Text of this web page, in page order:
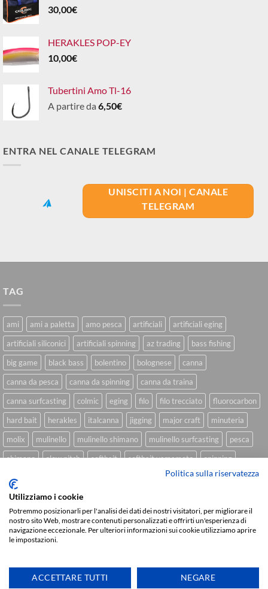
30,00€
HERAKLES POP-EY
10,00€
Tubertini Amo Tl-16
A partire da 6,50€
ENTRA NEL CANALE TELEGRAM
UNISCITI A NOI | CANALE
TELEGRAM
TAG
ami ami a paletta amo pesca artificiali
artificiali eging
artificiali siliconici
artificiali spinning az trading
bass fishing
big game
black bass bolentino bolognese
canna
canna da pesca
canna da spinning
canna da traina
canna surfcasting
colmic eging filo filo trecciato
fluorocarbon
hard bait
herakles italcanna jigging major craft
minuteria
molix
mulinello mulinello shimano mulinello surfcasting
pesca
shimano
slow pitch softbait softbait yamamoto
spinning
spinning inshore
trecciato trolling tubertini
Sviluppato daWe Blink Design
Delivery
CHI SIAMO BLOG FAQ CONTATTI
Copyright 2026 © IlMaestralePesca.it
Politica sulla riservatezza
Utilizziamo i cookie
Potremmo posizionarli per l'analisi dei dati dei nostri visitatori, per migliorare il
nostro sito Web, mostrare contenuti personalizzati e offrirti un'esperienza di
navigazione eccezionale. Per ulteriori informazioni sui cookie utilizziamo aprire
le impostazioni.
ACCETTARE TUTTI NEGARE